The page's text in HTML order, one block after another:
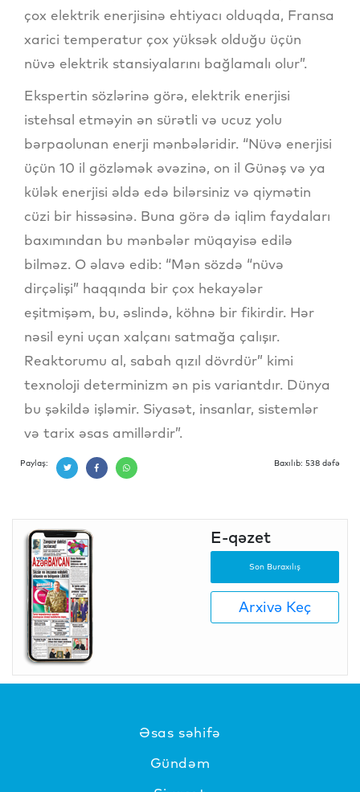
çox elektrik enerjisinə ehtiyacı olduqda, Fransa
xarici temperatur çox yüksək olduğu üçün
nüvə elektrik stansiyalarını bağlamalı olur”.
Ekspertin sözlərinə görə, elektrik enerjisi
istehsal etməyin ən sürətli və ucuz yolu
bərpaolunan enerji mənbələridir. “Nüvə enerjisi
üçün 10 il gözləmək əvəzinə, on il Günəş və ya
külək enerjisi əldə edə bilərsiniz və qiymətin
cüzi bir hissəsinə. Buna görə də iqlim faydaları
baxımından bu mənbələr müqayisə edilə
bilməz. O əlavə edib: “Mən sözdə “nüvə
dirçəlişi” haqqında bir çox hekayələr
eşitmişəm, bu, əslində, köhnə bir fikirdir. Hər
nəsil eyni uçan xalçanı satmağa çalışır.
Reaktorumu al, sabah qızıl dövrdür” kimi
texnoloji determinizm ən pis variantdır. Dünya
bu şəkildə işləmir. Siyasət, insanlar, sistemlər
və tarix əsas amillərdir”.
Paylaş: Baxılıb: 538 dəfə
E-qəzet
Son Buraxılış
Arxivə Keç
Əsas səhifə
Gündəm